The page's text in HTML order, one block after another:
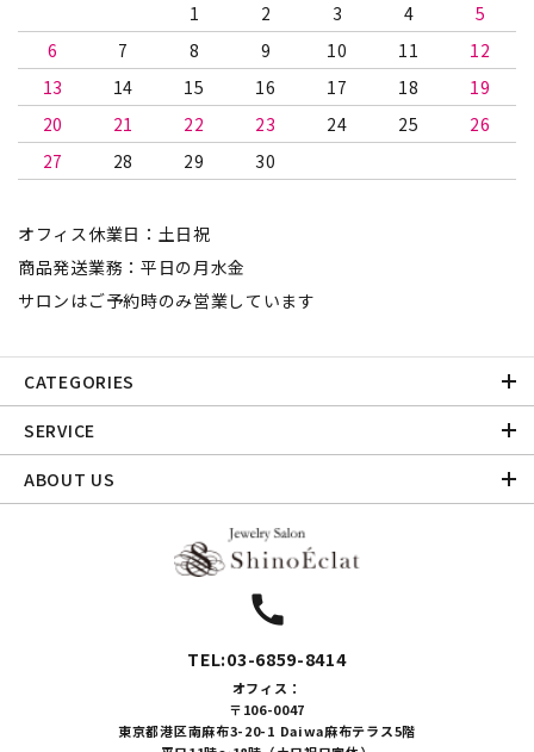
1
2 3 4
5
6
7 8 9 10 11
12
13
14 15 16 17 18
19
20
21 22 23 24 25
26
27
28 29 30
オフィス休業日：土日祝
商品発送業務：平日の月水金
サロンはご予約時のみ営業しています
CATEGORIES
SERVICE
ABOUT US
call
TEL:03-6859-8414
オフィス：
〒106-0047
東京都港区南麻布3-20-1 Daiwa麻布テラス5階